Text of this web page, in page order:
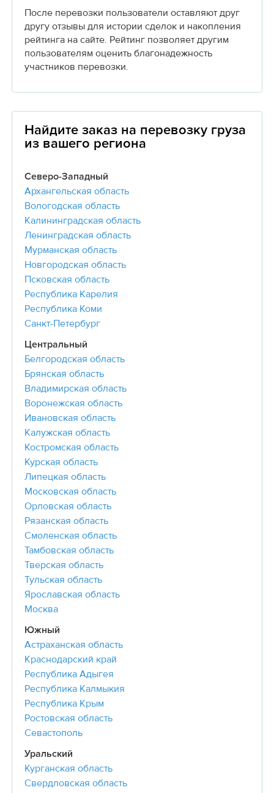
После перевозки пользователи оставляют друг
другу отзывы для истории сделок и накопления
рейтинга на сайте. Рейтинг позволяет другим
пользователям оценить благонадежность
участников перевозки.
Найдите заказ на перевозку груза
из вашего региона
Северо-Западный
Архангельская область
Вологодская область
Калининградская область
Ленинградская область
Мурманская область
Новгородская область
Псковская область
Республика Карелия
Республика Коми
Санкт-Петербург
Центральный
Белгородская область
Брянская область
Владимирская область
Воронежская область
Ивановская область
Калужская область
Костромская область
Курская область
Липецкая область
Московская область
Орловская область
Рязанская область
Смоленская область
Тамбовская область
Тверская область
Тульская область
Ярославская область
Москва
Южный
Астраханская область
Краснодарский край
Республика Адыгея
Республика Калмыкия
Республика Крым
Ростовская область
Севастополь
Уральский
Курганская область
Свердловская область